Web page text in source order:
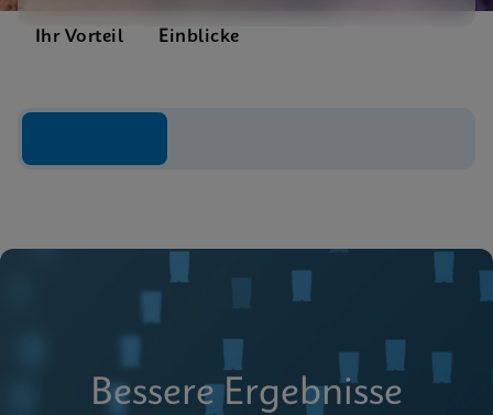
Ihr Vorteil Einblicke
Bessere Ergebnisse